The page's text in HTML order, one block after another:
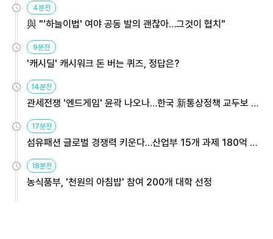
4분전
與 "'하늘이법' 여야 공동 발의 괜찮아…그것이 협치"
9분전
'캐시딜' 캐시워크 돈 버는 퀴즈, 정답은?
14분전
관세전쟁 '엔드게임' 윤곽 나오나…한국 新통상정책 교두보 활
용해야
17분전
섬유패션 글로벌 경쟁력 키운다…산업부 15개 과제 180억 지
원
18분전
농식품부, '천원의 아침밥' 참여 200개 대학 선정